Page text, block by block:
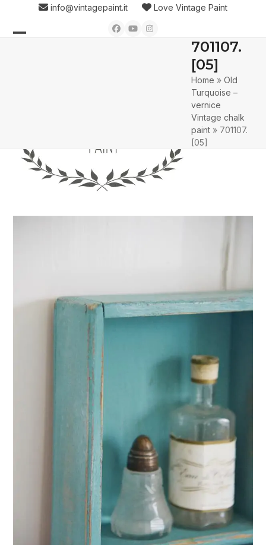
content
info@vintagepaint.it Love Vintage Paint
Facebook
YouTubeInstagram
701107.
[05]
Home »Old
Turquoise –
vernice
Vintage chalk
paint » 701107.
[05]